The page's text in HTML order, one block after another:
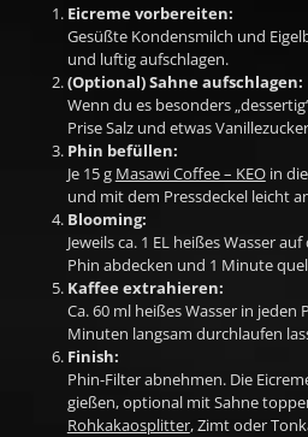
Eicreme vorbereiten:
Gesüßte Kondensmilch und
und luftig aufschlagen.
(Optional) Sahne aufschlagen:
Wenn du es besonders
Prise Salz und etwas
Phin befüllen:
Je 15 g Masawi Coffee – KEOin
und mit dem Pressdeckel leicht
Blooming:
Jeweils ca. 1 EL heißes Wasser
Phin abdecken und 1 Minute
Kaffee extrahieren:
Ca. 60 ml heißes Wasser in jeden
Minuten langsam durchlaufen
Finish:
Phin-Filter abnehmen. Die
gießen, optional mit Sahne
Rohkakaosplitter, Zimt oder